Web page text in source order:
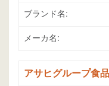
ブランド名:
メーカ名:
アサヒグループ食